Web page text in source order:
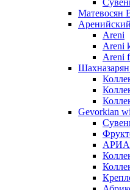
Матевосян
Areni
Areni
Areni
Gevorkian